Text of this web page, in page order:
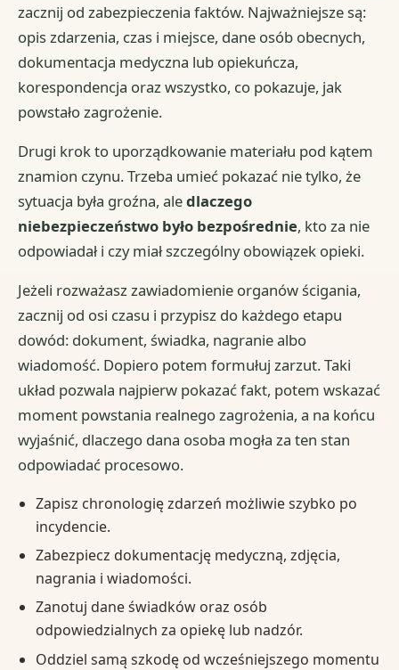
zacznij od zabezpieczenia faktów. Najważniejsze są:
opis zdarzenia, czas i miejsce, dane osób obecnych,
dokumentacja medyczna lub opiekuńcza,
korespondencja oraz wszystko, co pokazuje, jak
powstało zagrożenie.
Drugi krok to uporządkowanie materiału pod kątem
znamion czynu. Trzeba umieć pokazać nie tylko, że
sytuacja była groźna, aledlaczego
niebezpieczeństwo było bezpośrednie, kto za nie
odpowiadał i czy miał szczególny obowiązek opieki.
Jeżeli rozważasz zawiadomienie organów ścigania,
zacznij od osi czasu i przypisz do każdego etapu
dowód: dokument, świadka, nagranie albo
wiadomość. Dopiero potem formułuj zarzut. Taki
układ pozwala najpierw pokazać fakt, potem wskazać
moment powstania realnego zagrożenia, a na końcu
wyjaśnić, dlaczego dana osoba mogła za ten stan
odpowiadać procesowo.
Zapisz chronologię zdarzeń możliwie szybko po
incydencie.
Zabezpiecz dokumentację medyczną, zdjęcia,
nagrania i wiadomości.
Zanotuj dane świadków oraz osób
odpowiedzialnych za opiekę lub nadzór.
Oddziel samą szkodę od wcześniejszego momentu